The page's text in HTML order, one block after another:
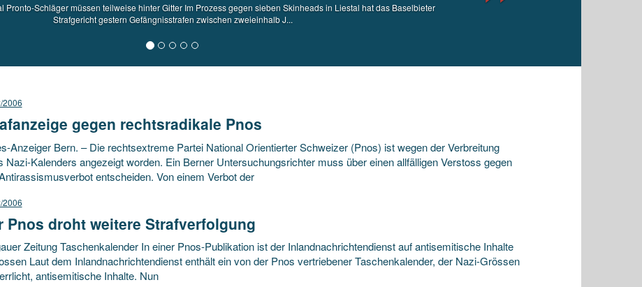
Pronto-Schläger müssen teilweise hinter Gitter Im Prozess gegen sieben Skinheads in Liestal hat das Baselbieter
Strafgericht gestern Gefängnisstrafen zwischen zweieinhalb J...
2006
gegen rechtsradikale Pnos
Anzeiger Bern. – Die rechtsextreme Partei National Orientierter Schweizer (Pnos) ist wegen der Verbreitung
Nazi-Kalenders angezeigt worden. Ein Berner Untersuchungsrichter muss über einen allfälligen Verstoss gegen
entscheiden. Von einem Verbot der
2006
Pnos droht weitere Strafverfolgung
Zeitung Taschenkalender In einer Pnos-Publikation ist der Inlandnachrichtendienst auf antisemitische Inhalte
Laut dem Inlandnachrichtendienst enthält ein von der Pnos vertriebener Taschenkalender, der Nazi-Grössen
antisemitische Inhalte. Nun